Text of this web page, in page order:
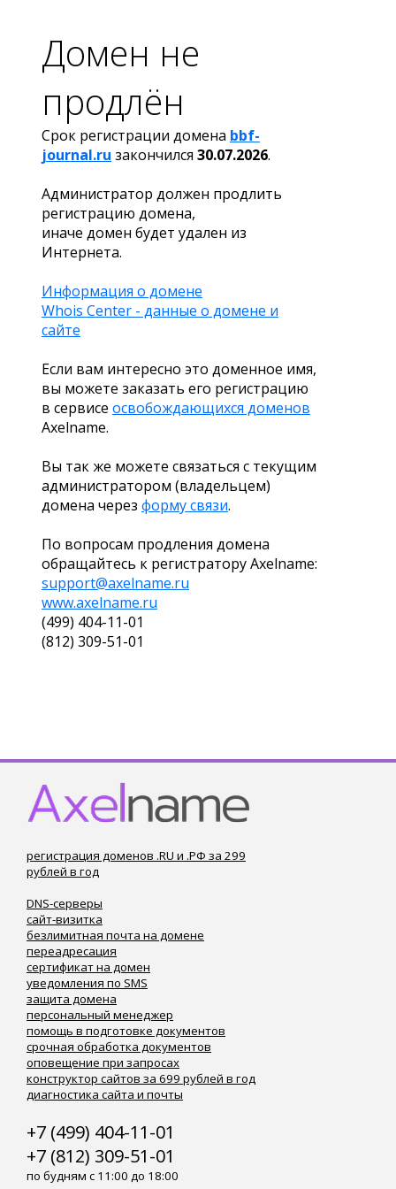
Домен не
продлён
Срок регистрации домена bbf-
journal.ru закончился 30.07.2026.
Администратор должен продлить
регистрацию домена,
иначе домен будет удален из
Интернета.
Информация о домене
Whois Center - данные о домене и
сайте
Если вам интересно это доменное имя,
вы можете заказать его регистрацию
в сервисе освобождающихся доменов
Axelname.
Вы так же можете связаться с текущим
администратором (владельцем)
домена через форму связи.
По вопросам продления домена
обращайтесь к регистратору Axelname:
support@axelname.ru
www.axelname.ru
(499) 404-11-01
(812) 309-51-01
регистрация доменов .RU и .РФ за 299
рублей в год
DNS-серверы
сайт-визитка
безлимитная почта на домене
переадресация
сертификат на домен
уведомления по SMS
защита домена
персональный менеджер
помощь в подготовке документов
срочная обработка документов
оповещение при запросах
конструктор сайтов за 699 рублей в год
диагностика сайта и почты
+7 (499) 404-11-01
+7 (812) 309-51-01
по будням с 11:00 до 18:00